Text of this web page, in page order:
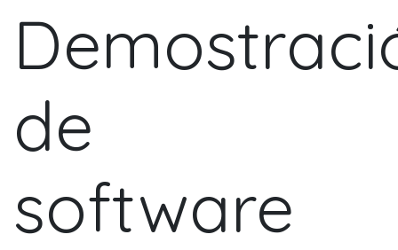
de
software